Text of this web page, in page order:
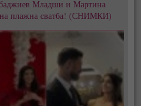
Младши и Мартина
плажна сватба! (СНИМКИ)